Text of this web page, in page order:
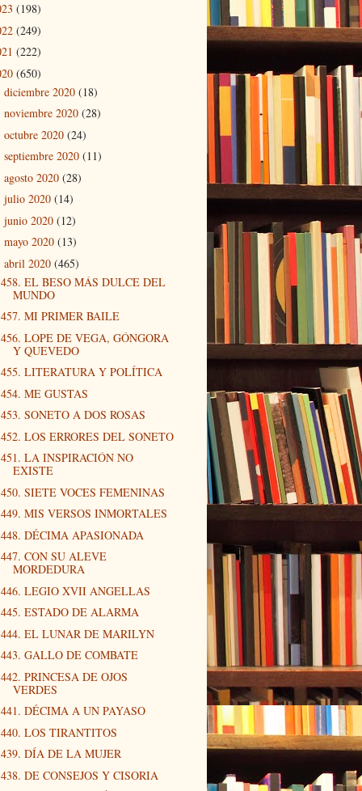
(198)
(249)
(222)
(650)
diciembre 2020 (18)
noviembre 2020 (28)
octubre 2020 (24)
septiembre 2020 (11)
agosto 2020 (28)
julio 2020 (14)
junio 2020 (12)
mayo 2020 (13)
abril 2020 (465)
458. EL BESO MÁS DULCE DEL
MUNDO
457. MI PRIMER BAILE
456. LOPE DE VEGA, GÓNGORA
Y QUEVEDO
455. LITERATURA Y POLÍTICA
454. ME GUSTAS
453. SONETO A DOS ROSAS
452. LOS ERRORES DEL SONETO
451. LA INSPIRACIÓN NO
EXISTE
450. SIETE VOCES FEMENINAS
449. MIS VERSOS INMORTALES
448. DÉCIMA APASIONADA
447. CON SU ALEVE
MORDEDURA
446. LEGIO XVII ANGELLAS
445. ESTADO DE ALARMA
444. EL LUNAR DE MARILYN
443. GALLO DE COMBATE
442. PRINCESA DE OJOS
VERDES
441. DÉCIMA A UN PAYASO
440. LOS TIRANTITOS
439. DÍA DE LA MUJER
438. DE CONSEJOS Y CISORIA